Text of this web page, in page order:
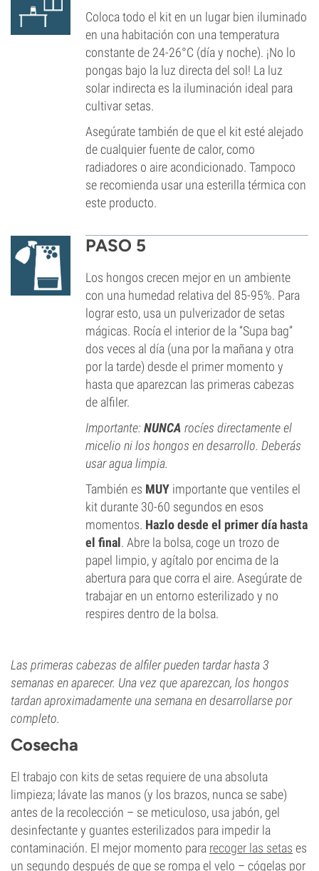
Coloca todo el kit en un lugar bien iluminado
en una habitación con una temperatura
constante de 24-26°C (día y noche). ¡No lo
pongas bajo la luz directa del sol! La luz
solar indirecta es la iluminación ideal para
cultivar setas.
Asegúrate también de que el kit esté alejado
de cualquier fuente de calor, como
radiadores o aire acondicionado. Tampoco
se recomienda usar una esterilla térmica con
este producto.
PASO 5
Los hongos crecen mejor en un ambiente
con una humedad relativa del 85-95%. Para
lograr esto, usa un pulverizador de setas
mágicas. Rocía el interior de la “Supa bag”
dos veces al día (una por la mañana y otra
por la tarde) desde el primer momento y
hasta que aparezcan las primeras cabezas
de alfiler.
Importante: NUNCA rocíes directamente el
micelio ni los hongos en desarrollo. Deberás
usar agua limpia.
También es MUY importante que ventiles el
kit durante 30-60 segundos en esos
momentos. Hazlo desde el primer día hasta
el final. Abre la bolsa, coge un trozo de
papel limpio, y agítalo por encima de la
abertura para que corra el aire. Asegúrate de
trabajar en un entorno esterilizado y no
respires dentro de la bolsa.
Las primeras cabezas de alfiler pueden tardar hasta 3
semanas en aparecer. Una vez que aparezcan, los hongos
tardan aproximadamente una semana en desarrollarse por
completo.
Cosecha
El trabajo con kits de setas requiere de una absoluta
limpieza; lávate las manos (y los brazos, nunca se sabe)
antes de la recolección – se meticuloso, usa jabón, gel
desinfectante y guantes esterilizados para impedir la
contaminación. El mejor momento para recoger las setas es
un segundo después de que se rompa el velo – cógelas por